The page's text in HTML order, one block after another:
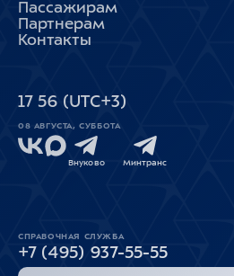
Пассажирам
Партнерам
Контакты
17: 56 (UTC+3)
08 АВГУСТА, СУББОТА
Внуково Минтранс
СПРАВОЧНАЯ СЛУЖБА
+7 (495) 937-55-55